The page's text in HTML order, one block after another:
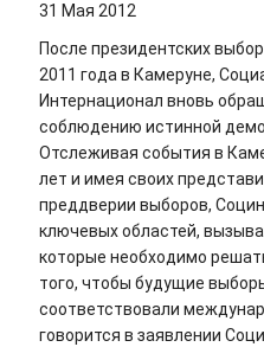
31 Мая 2012
После президентских
2011 года в Камеруне,
Интернационал вновь
соблюдению истинной
Отслеживая события в
лет и имея своих
преддверии выборов,
ключевых областей,
которые необходимо
того, чтобы будущие
соответствовали
говорится в заявлении